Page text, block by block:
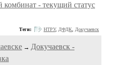
- текущий статус
Теги: НТРУ, ДФДК Докучаевск
→ Докучаевск -